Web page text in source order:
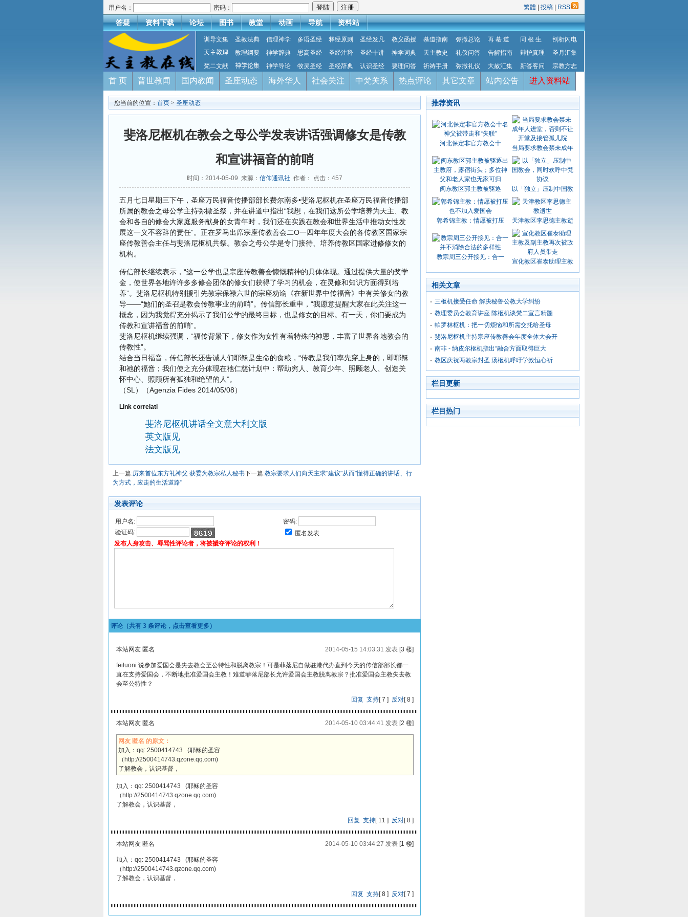
用户名： 密码： 繁體 投稿 RSS
答疑 资料下载 论坛 图书 教堂 动画 导航 资料站
训导文集 圣教法典 信理神学 多语圣经 释经原则 圣经发凡 教义函授 慕道指南 弥撒总论 再 慕 道 同 根 生
剖析闪电
天主教理
教理纲要 神学辞典 思高圣经 圣经注释 圣经十讲 神学词典 天主教史 礼仪问答 告解指南 辩护真理
圣月汇集
梵二文献
神学论集 神学导论 牧灵圣经 圣经辞典 认识圣经 要理问答 祈祷手册 弥撒礼仪 大赦汇集 新答客问 宗教方志
首 页 普世教闻 国内教闻 圣座动态 海外华人 社会关注 中梵关系 热点评论 其它文章 站内公告 进入资料站
您当前的位置： 首页 > 圣座动态
斐洛尼枢机在教会之母公学发表讲话强调修女是传教
和宣讲福音的前哨
时间：2014-05-09 来源： 信仰通讯社 作者： 点击： 457
五月七日星期三下午，圣座万民福音传播部部长费尔南多•斐洛尼枢机在圣座万民福音传播部
所属的教会之母公学主持弥撒圣祭，并在讲道中指出“我想，在我们这所公学培养为天主、教
会和各自的修会大家庭服务献身的女青年时，我们还在实践在教会和世界生活中推动女性发
展这一义不容辞的责任”。正在罗马出席宗座传教善会二O一四年年度大会的各传教区国家宗
座传教善会主任与斐洛尼枢机共祭。教会之母公学是专门接待、培养传教区国家进修修女的
机构。
传信部长继续表示，“这一公学也是宗座传教善会慷慨精神的具体体现。通过提供大量的奖学
金，使世界各地许许多多修会团体的修女们获得了学习的机会，在灵修和知识方面得到培
养”。斐洛尼枢机特别援引先教宗保禄六世的宗座劝谕《在新世界中传福音》中有关修女的教
导——“她们的圣召是教会传教事业的前哨”。传信部长重申，“我愿意提醒大家在此关注这一
概念，因为我觉得充分揭示了我们公学的最终目标，也是修女的目标。有一天，你们要成为
传教和宣讲福音的前哨”。
斐洛尼枢机继续强调，“福传背景下，修女作为女性有着特殊的神恩，丰富了世界各地教会的
传教性”。
结合当日福音，传信部长还告诫人们耶稣是生命的食粮，“传教是我们率先穿上身的，即耶稣
和祂的福音；我们使之充分体现在祂仁慈计划中：帮助穷人、教育少年、照顾老人、创造关
怀中心、照顾所有孤独和绝望的人”。
（SL）（Agenzia Fides 2014/05/08）
Link correlati
斐洛尼枢机讲话全文意大利文版
英文版见
法文版见
上一篇:厉来首位东方礼神父 获委为教宗私人秘书下一篇:教宗要求人们向天主求"建议"从而"懂得正确的讲话、行
为方式，应走的生活道路"
发表评论
用户名:
密码:
验证码:
匿名发表
发布人身攻击、辱骂性评论者，将被褫夺评论的权利！
评论（共有 3 条评论，点击查看更多）
本站网友 匿名 2014-05-15 14:03:31 发表[3 楼]
feiluoni 说参加爱国会是失去教会至公特性和脱离教宗！可是菲落尼自做驻港代办直到今天的传信部部长都一
直在支持爱国会，不断地批准爱国会主教！难道菲落尼部长允许爱国会主教脱离教宗？批准爱国会主教失去教
会至公特性？
回复 支持[7 ] 反对[8 ]
本站网友 匿名 2014-05-10 03:44:41 发表[2 楼]
网友 匿名 的原文：
加入：qq: 2500414743 (耶稣的圣容
（http://2500414743.qzone.qq.com)
了解教会，认识基督，
加入：qq: 2500414743 (耶稣的圣容
（http://2500414743.qzone.qq.com)
了解教会，认识基督，
回复 支持[11 ] 反对[8 ]
本站网友 匿名 2014-05-10 03:44:27 发表[1 楼]
加入：qq: 2500414743 (耶稣的圣容
（http://2500414743.qzone.qq.com)
了解教会，认识基督，
回复 支持[8 ] 反对[7 ]
推荐资讯
河北保定非官方教会十
当局要求教会禁未成年
闽东教区郭主教被驱逐 以「独立」压制中国教
郭希锦主教：情愿被打压 天津教区李思德主教逝
教宗周三公开接见：合一
宣化教区崔泰助理主教
相关文章
三枢机接受任命 解决秘鲁公教大学纠纷
教理委员会教育讲座 陈枢机谈梵二宣言精髓
帕罗林枢机：把一切烦恼和所需交托给圣母
斐洛尼枢机主持宗座传教善会年度全体大会开
南非 - 纳皮尔枢机指出“融合方面取得巨大
教区庆祝两教宗封圣 汤枢机呼吁学效恒心祈
栏目更新
栏目热门